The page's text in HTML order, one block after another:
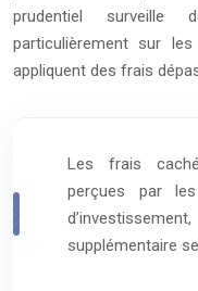
prudentiel surveille
particulièrement sur
appliquent des frais
Les frais
perçues par
supplémentaire